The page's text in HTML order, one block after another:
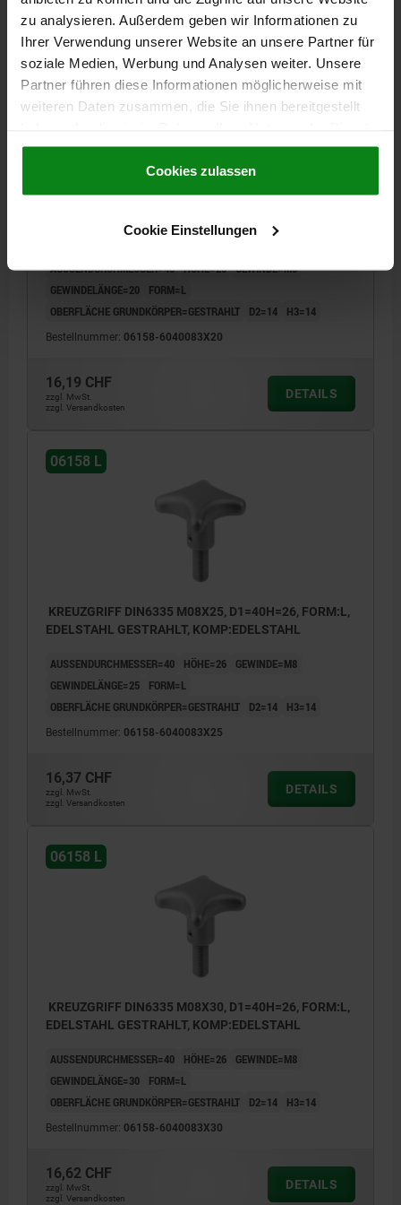
zu analysieren. Außerdem geben wir Informationen zu
Ihrer Verwendung unserer Website an unsere Partner für
soziale Medien, Werbung und Analysen weiter. Unsere
Partner führen diese Informationen möglicherweise mit
weiteren Daten zusammen, die Sie ihnen bereitgestellt
gesammelt haben.Cookie Richtlinien
Datenschutz|AGB
Cookies zulassen
Cookie Einstellungen
06158 L
EDELSTAHL GESTRAHLT, KOMP:EDELSTAHL
AUSSENDURCHMESSER=40 HÖHE=26 GEWINDE=M8
GEWINDELÄNGE=20
FORM=L
OBERFLÄCHE GRUNDKÖRPER=GESTRAHLT
D2=14 H3=14
Bestellnummer: 06158-6040083X20
16,19 CHF
zzgl. MwSt.
zzgl. Versandkosten
DETAILS
06158 L
KREUZGRIFF DIN6335 M08X25, D1=40H=26, FORM:L,
EDELSTAHL GESTRAHLT, KOMP:EDELSTAHL
AUSSENDURCHMESSER=40 HÖHE=26
GEWINDE=M8
GEWINDELÄNGE=25
FORM=L
OBERFLÄCHE GRUNDKÖRPER=GESTRAHLT
D2=14 H3=14
Bestellnummer: 06158-6040083X25
16,37 CHF
zzgl. MwSt.
zzgl. Versandkosten
DETAILS
06158 L
KREUZGRIFF DIN6335 M08X30, D1=40H=26, FORM:L,
EDELSTAHL GESTRAHLT, KOMP:EDELSTAHL
AUSSENDURCHMESSER=40 HÖHE=26
GEWINDE=M8
GEWINDELÄNGE=30
FORM=L
OBERFLÄCHE GRUNDKÖRPER=GESTRAHLT
D2=14 H3=14
Bestellnummer: 06158-6040083X30
16,62 CHF
zzgl. MwSt.
zzgl. Versandkosten
DETAILS